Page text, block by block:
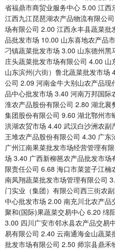
省福鼎市商贸业服务中心 5.00 江
江西九江琵琶湖农产品物流有限公
场有限公司 2.00 江西永丰县蔬菜
品批发市场 10.00 山东喜地农产品
刁镇蔬菜批发市场 3.00 山东德州
庄头蔬菜批发市场有限公司 4.00
山东滨州(六街）鲁北蔬菜批发市场
公司 2.09 河南金牛大别山农产品
品中心批发市场 3.40 河南万邦国
淮农产品股份有限公司 2.80 湖北
集团股份有限公司 9.60 湖北鄂州
洪湖农贸市场 4.40 武汉白沙洲农
王堆农产品股份有限公司 4.30 广
广州江南果菜批发市场经营管理有
场 3.40 广西新柳邕农产品批发市
限责任公司 6.68 海口市菜篮子江
南凤翔蔬菜批发市场管理有限公司
门实业（集团）有限公司西三街农
中心批发市场 2.00 南充川北农产
聚和(国际)果蔬菜交易中心 6.20 绵
3.00 四川广安市邻水县农产品交易
易有限公司 2.40 云南通海金山蔬
批发市场有限公司 2.50 师宗县鼎